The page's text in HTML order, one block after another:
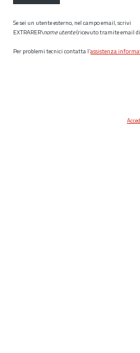
Se sei un utente esterno, nel campo email, scrivi
EXTRARER\nome utente(ricevuto tramite email
Per problemi tecnici contatta l’assistenza